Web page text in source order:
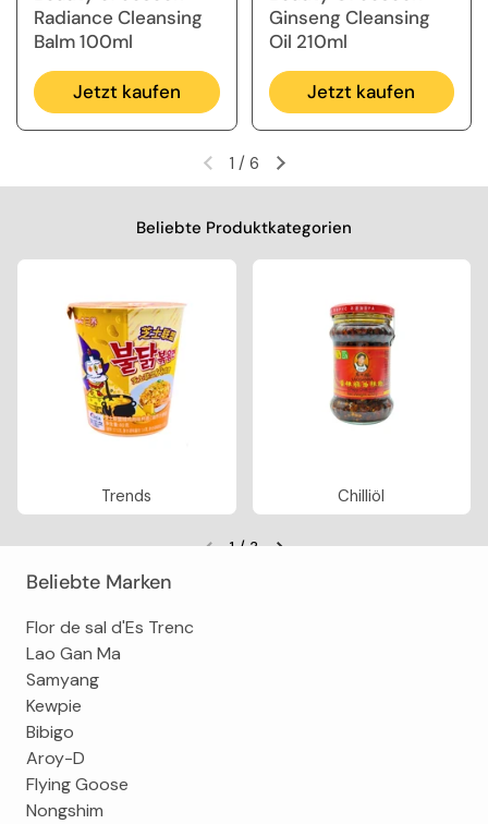
Radiance Cleansing
Balm 100ml
Jetzt kaufen
Ginseng Cleansing
Oil 210ml
Jetzt kaufen
Vorherige FolieNächste Folie
1 / 6
Beliebte Produktkategorien
Trends Chilliöl
1/3
Beliebte Marken
Flor de sal d'Es Trenc
Lao Gan Ma
Samyang
Kewpie
Bibigo
Aroy-D
Flying Goose
Nongshim